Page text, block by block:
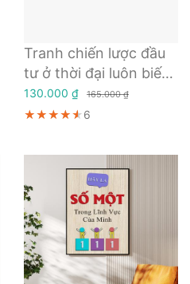
Tranh chiến lược đầu
tư ở thời đại luôn biến
động - Mark
Zuckerberg
130.000 ₫ 165.000 ₫
★★★★★
★★★★★
★★★★★6